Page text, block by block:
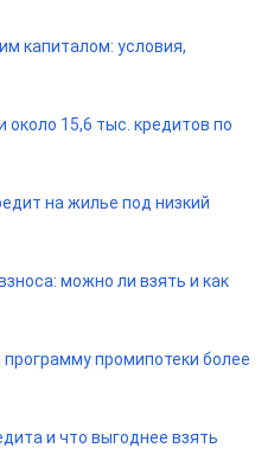
капиталом: условия,
15,6 тыс. кредитов по
на жилье под низкий
можно ли взять и как
промипотеки более
и что выгоднее взять